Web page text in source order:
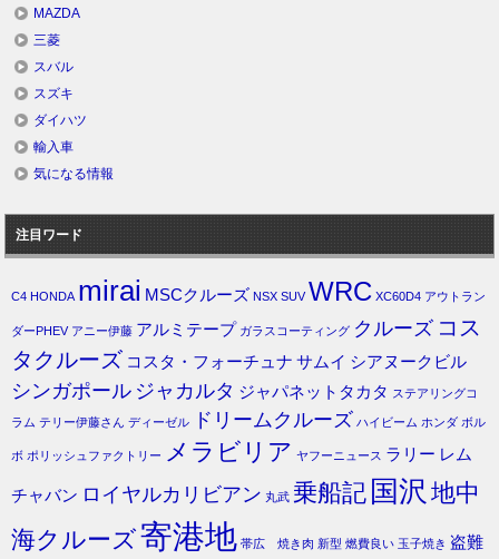
MAZDA
三菱
スバル
スズキ
ダイハツ
輸入車
気になる情報
注目ワード
C4 HONDA mirai MSCクルーズ NSX SUV WRC XC60D4 アウトラン
ダーPHEV アニー伊藤 アルミテープ ガラスコーティング クルーズ コス
タクルーズ コスタ・フォーチュナ サムイ シアヌークビル
シンガポール ジャカルタ ジャパネットタカタ ステアリングコ
ラム テリー伊藤さん ディーゼル ドリームクルーズ ハイビーム ホンダ ボル
ボ ポリッシュファクトリー メラビリア ヤフーニュース ラリー レム
チャバン ロイヤルカリビアン 丸武 乗船記 国沢 地中
海クルーズ寄港地 帯広 焼き肉 新型 燃費良い 玉子焼き 盗難